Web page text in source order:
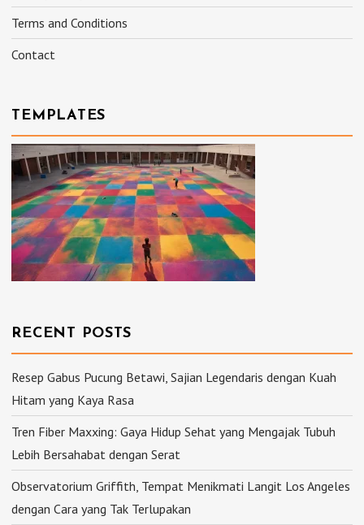
Terms and Conditions
Contact
TEMPLATES
RECENT POSTS
Resep Gabus Pucung Betawi, Sajian Legendaris dengan Kuah
Hitam yang Kaya Rasa
Tren Fiber Maxxing: Gaya Hidup Sehat yang Mengajak Tubuh
Lebih Bersahabat dengan Serat
Observatorium Griffith, Tempat Menikmati Langit Los Angeles
dengan Cara yang Tak Terlupakan